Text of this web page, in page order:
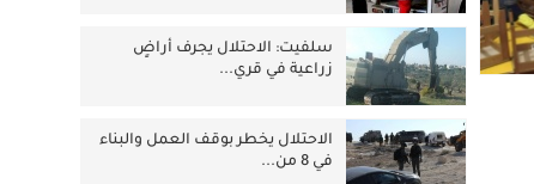
سلفيت: الاحتلال يجرف أراضٍ
زراعية في قري...
الاحتلال يخطر بوقف العمل والبناء
في 8 من...